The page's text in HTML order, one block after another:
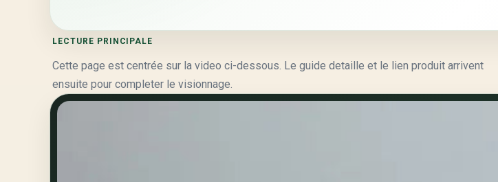
LECTURE PRINCIPALE
Cette page est centrée sur la video ci-dessous. Le guide detaille et le lien produit arrivent
ensuite pour completer le visionnage.